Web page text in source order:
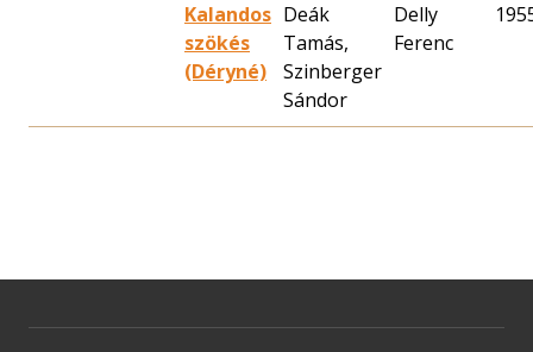
Kalandos
szökés
(Déryné)
Deák
Tamás,
Szinberger
Sándor
Delly
Ferenc